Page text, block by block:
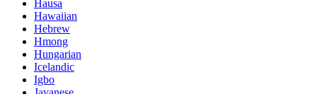
Hausa
Hawaiian
Hebrew
Hmong
Hungarian
Icelandic
Igbo